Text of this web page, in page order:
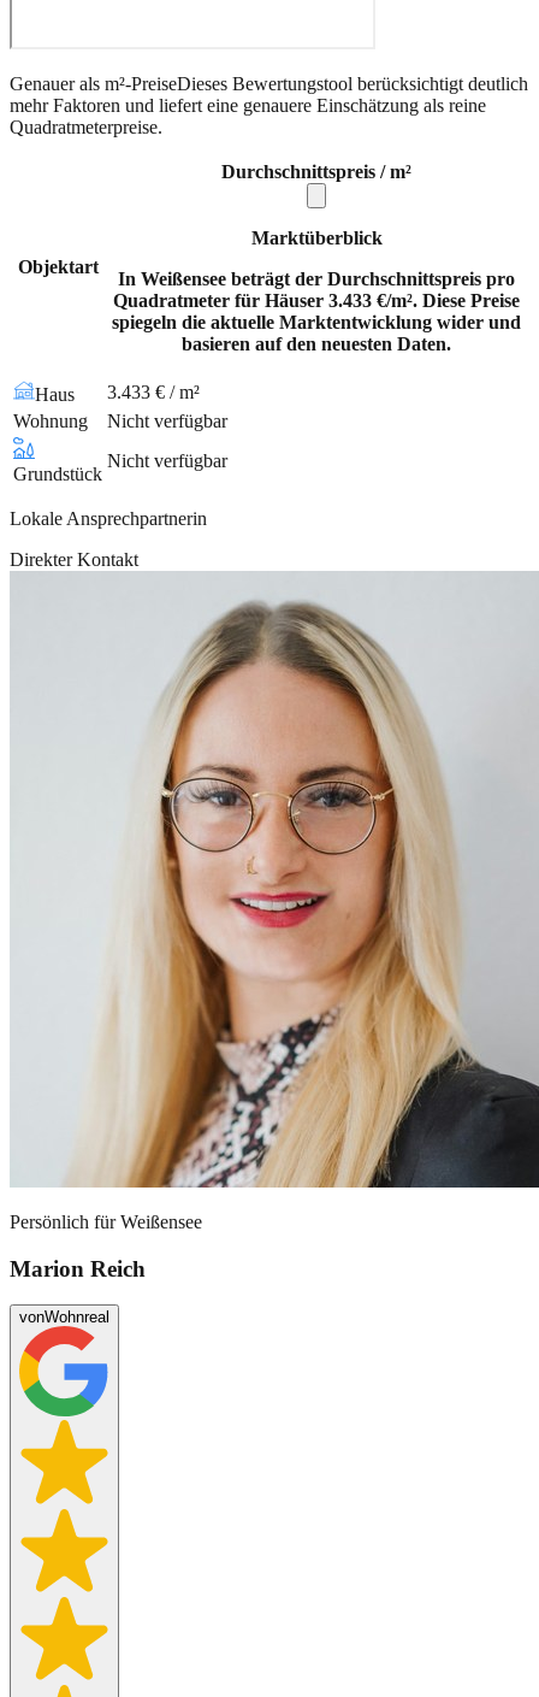
Genauer als m²-PreiseDieses Bewertungstool berücksichtigt deutlich
mehr Faktoren und liefert eine genauere Einschätzung als reine
Quadratmeterpreise.
Objektart
Durchschnittspreis / m²
Marktüberblick
In Weißensee beträgt der Durchschnittspreis pro
Quadratmeter für Häuser 3.433 €/m². Diese Preise
spiegeln die aktuelle Marktentwicklung wider und
basieren auf den neuesten Daten.
Haus
3.433 € / m²
Wohnung
Nicht verfügbar
Grundstück
Nicht verfügbar
Lokale Ansprechpartnerin
Direkter Kontakt
Persönlich fürWeißensee
Marion Reich
vonWohnreal